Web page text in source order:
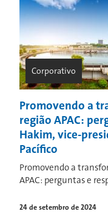
Corporativo
Promovendo a
região APAC:
Hakim, vice-
Pacífico
Promovendo a
APAC: perguntas e
24 de setembro de 2024